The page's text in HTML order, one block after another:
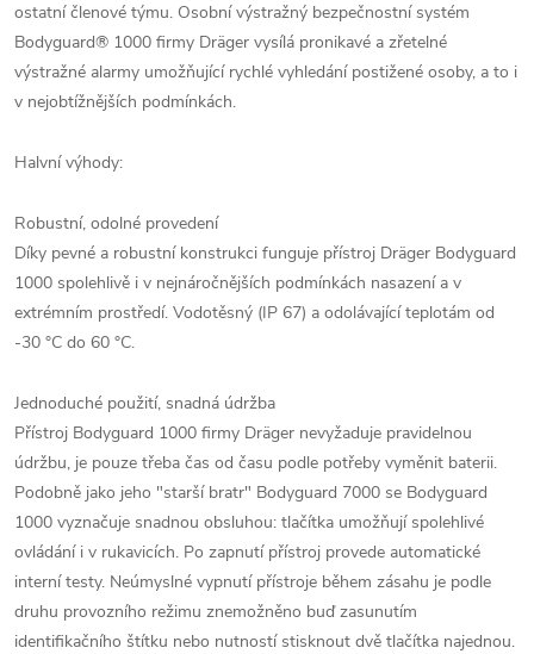
ostatní členové týmu. Osobní výstražný bezpečnostní systém
Bodyguard® 1000 firmy Dräger vysílá pronikavé a zřetelné
výstražné alarmy umožňující rychlé vyhledání postižené osoby, a to i
v nejobtížnějších podmínkách.
Halvní výhody:
Robustní, odolné provedení
Díky pevné a robustní konstrukci funguje přístroj Dräger Bodyguard
1000 spolehlivě i v nejnáročnějších podmínkách nasazení a v
extrémním prostředí. Vodotěsný (IP 67) a odolávající teplotám od
-30 °C do 60 °C.
Jednoduché použití, snadná údržba
Přístroj Bodyguard 1000 firmy Dräger nevyžaduje pravidelnou
údržbu, je pouze třeba čas od času podle potřeby vyměnit baterii.
Podobně jako jeho "starší bratr" Bodyguard 7000 se Bodyguard
1000 vyznačuje snadnou obsluhou: tlačítka umožňují spolehlivé
ovládání i v rukavicích. Po zapnutí přístroj provede automatické
interní testy. Neúmyslné vypnutí přístroje během zásahu je podle
druhu provozního režimu znemožněno buď zasunutím
identifikačního štítku nebo nutností stisknout dvě tlačítka najednou.